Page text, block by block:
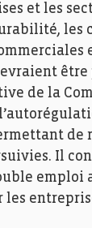
et les
les
de la
de
Il
emploi
les